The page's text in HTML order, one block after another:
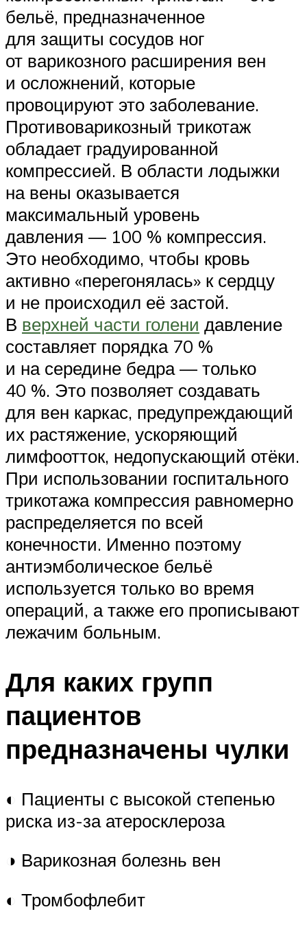
бельё, предназначенное
для защиты сосудов ног
от варикозного расширения вен
и осложнений, которые
провоцируют это заболевание.
Противоварикозный трикотаж
обладает градуированной
компрессией. В области лодыжки
на вены оказывается
максимальный уровень
давления — 100 % компрессия.
Это необходимо, чтобы кровь
активно «перегонялась» к сердцу
и не происходил её застой.
В верхней части голени давление
составляет порядка 70 %
и на середине бедра — только
40 %. Это позволяет создавать
для вен каркас, предупреждающий
их растяжение, ускоряющий
лимфоотток, недопускающий отёки.
При использовании госпитального
трикотажа компрессия равномерно
распределяется по всей
конечности. Именно поэтому
антиэмболическое бельё
используется только во время
операций, а также его прописывают
лежачим больным.
Для каких групп
пациентов
предназначены чулки
◐ Пациенты с высокой степенью
риска из-за атеросклероза
◑ Варикозная болезнь вен
◐ Тромбофлебит